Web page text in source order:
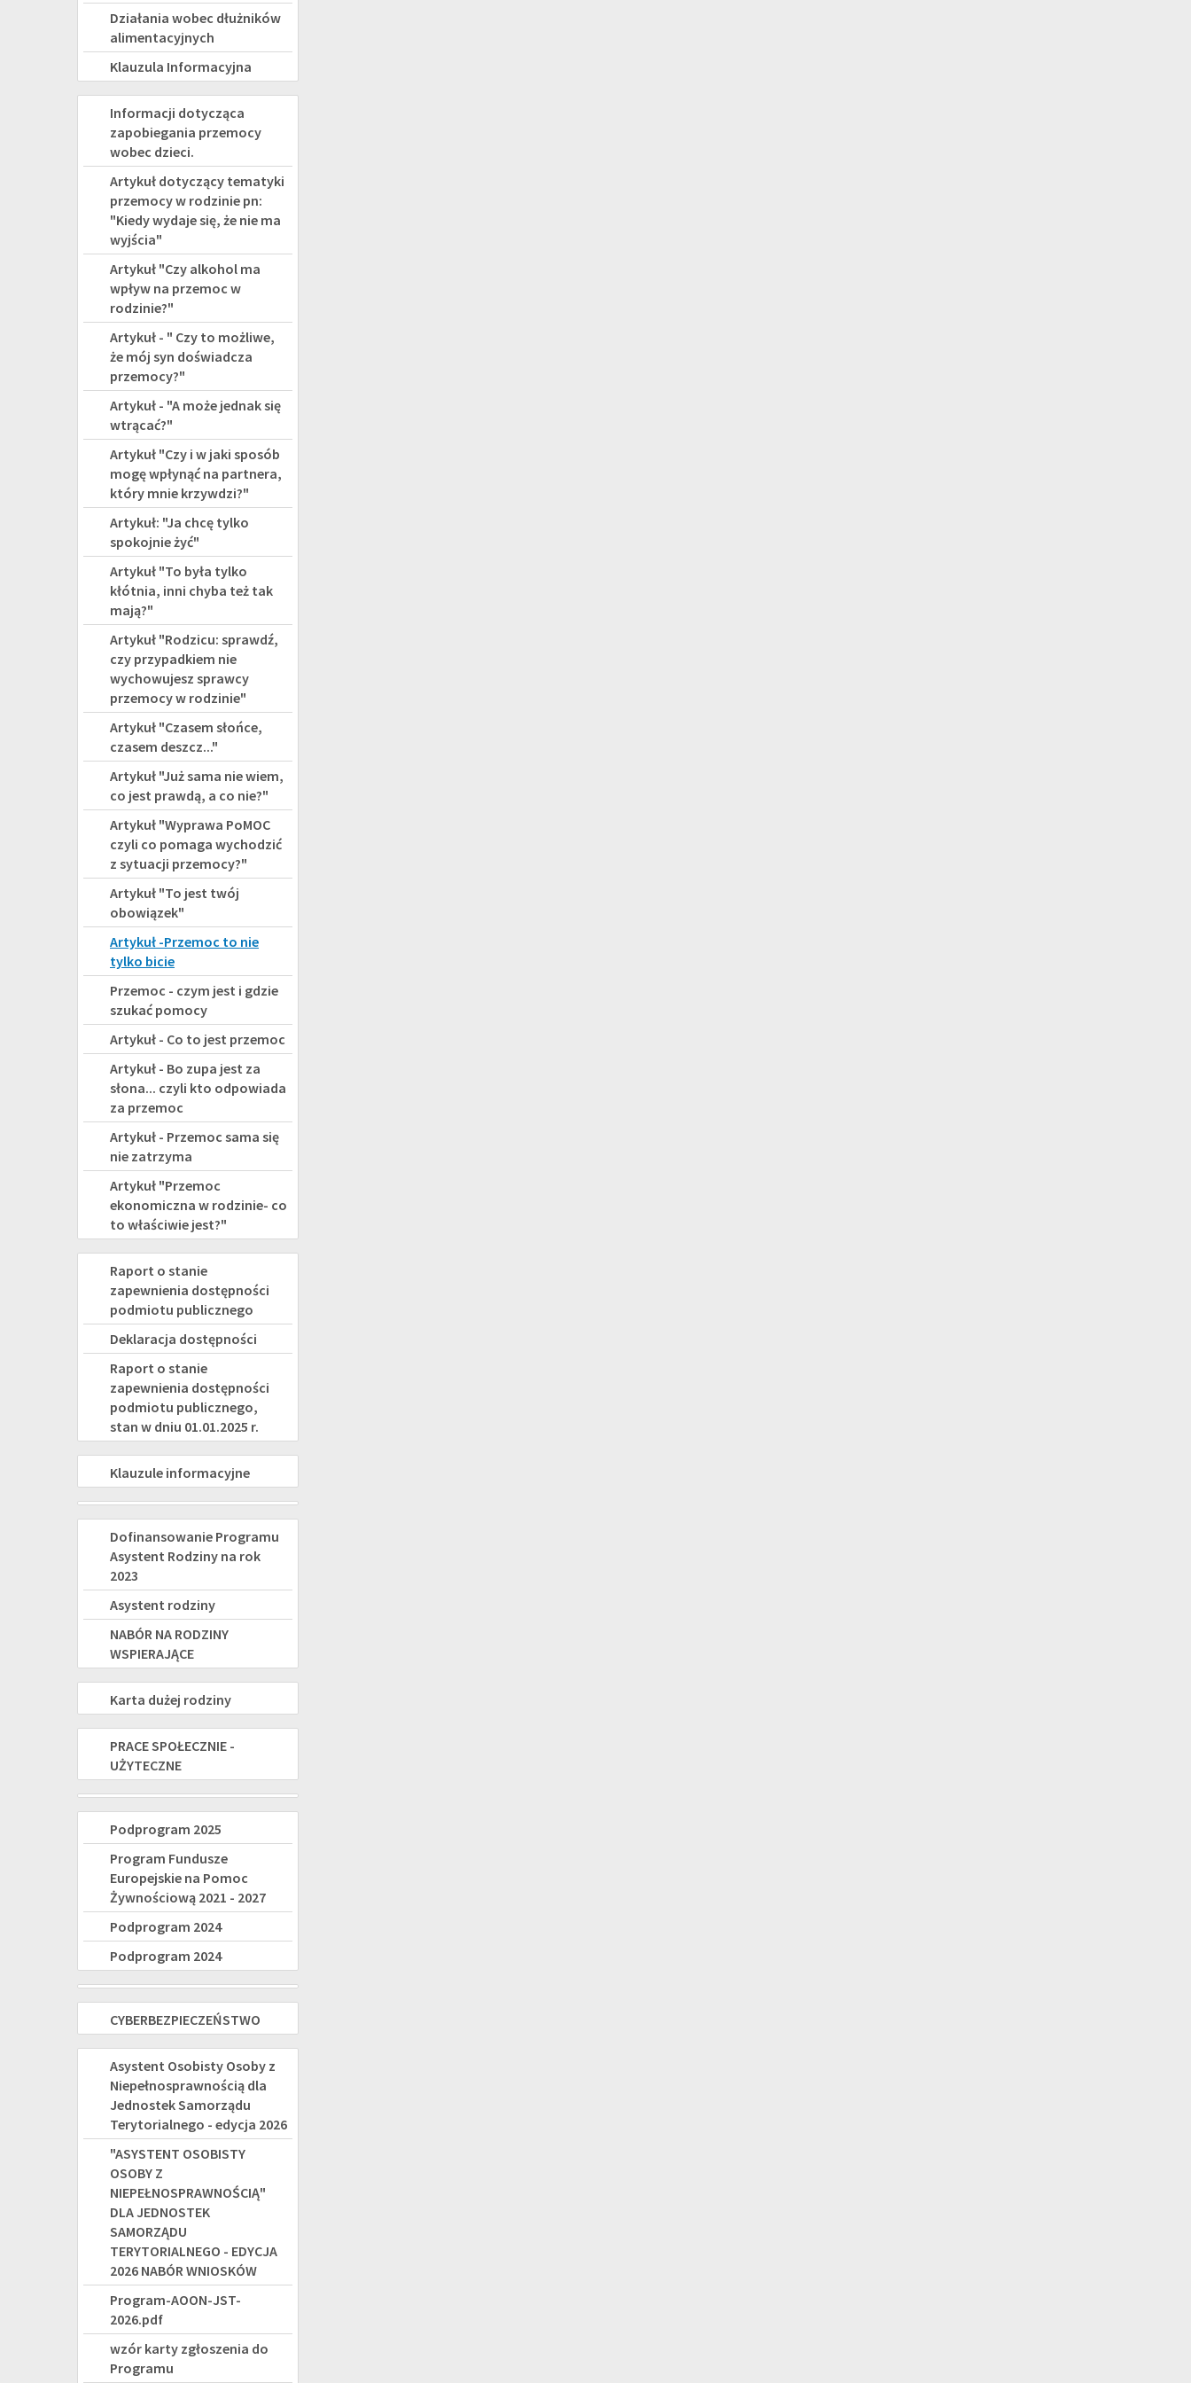
Działania wobec dłużników
alimentacyjnych
Klauzula Informacyjna
PRZEMOC
Informacji dotycząca
zapobiegania przemocy
wobec dzieci.
Artykuł dotyczący tematyki
przemocy w rodzinie pn:
"Kiedy wydaje się, że nie ma
wyjścia"
Artykuł "Czy alkohol ma
wpływ na przemoc w
rodzinie?"
Artykuł - " Czy to możliwe,
że mój syn doświadcza
przemocy?"
Artykuł - "A może jednak się
wtrącać?"
Artykuł "Czy i w jaki sposób
mogę wpłynąć na partnera,
który mnie krzywdzi?"
Artykuł: "Ja chcę tylko
spokojnie żyć"
Artykuł "To była tylko
kłótnia, inni chyba też tak
mają?"
Artykuł "Rodzicu: sprawdź,
czy przypadkiem nie
wychowujesz sprawcy
przemocy w rodzinie"
Artykuł "Czasem słońce,
czasem deszcz..."
Artykuł "Już sama nie wiem,
co jest prawdą, a co nie?"
Artykuł "Wyprawa PoMOC
czyli co pomaga wychodzić
z sytuacji przemocy?"
Artykuł "To jest twój
obowiązek"
Artykuł -Przemoc to nie
tylko bicie
Przemoc - czym jest i gdzie
szukać pomocy
Artykuł - Co to jest przemoc
Artykuł - Bo zupa jest za
słona... czyli kto odpowiada
za przemoc
Artykuł - Przemoc sama się
nie zatrzyma
Artykuł "Przemoc
ekonomiczna w rodzinie- co
to właściwie jest?"
DEKLARACJA
DOSTĘPNOŚCI
Raport o stanie
zapewnienia dostępności
podmiotu publicznego
Deklaracja dostępności
Raport o stanie
zapewnienia dostępności
podmiotu publicznego,
stan w dniu 01.01.2025 r.
KLAUZULE
INFORMACYJNE
Klauzule informacyjne
PROJEKTY
ASYSTENT
RODZINY
Dofinansowanie Programu
Asystent Rodziny na rok
2023
Asystent rodziny
NABÓR NA RODZINY
WSPIERAJĄCE
KARTA
DUŻEJ
RODZINY
Karta dużej rodziny
PRACE
SPOŁECZNIE-
UŻYTECZNE
PRACE SPOŁECZNIE -
UŻYTECZNE
Świadczenie
wspierające
nowe
świadczenie
osób
niepełnosprawnością
Program
Fundusze
Europejskie
na
Pomoc
Żywnościową
2021
2027
Podprogram 2025
Program Fundusze
Europejskie na Pomoc
Żywnościową 2021 - 2027
Podprogram 2024
Podprogram 2024
Korpus
Wsparcia
Seniorów
2025
CYBERBEZPIECZEŃSTWO
CYBERBEZPIECZEŃSTWO
"ASYSTENT
OSOBISTY
OSOBY
NIEPEŁNOSPRAWNOŚCIĄ"
JEDNOSTEK
SAMORZĄDU
TERYTORIALNEGO
-
EDYCJA
Asystent Osobisty Osoby z
Niepełnosprawnością dla
Jednostek Samorządu
Terytorialnego - edycja 2026
"ASYSTENT OSOBISTY
OSOBY Z
NIEPEŁNOSPRAWNOŚCIĄ"
DLA JEDNOSTEK
SAMORZĄDU
TERYTORIALNEGO - EDYCJA
2026 NABÓR WNIOSKÓW
Program-AOON-JST-
2026.pdf
wzór karty zgłoszenia do
Programu